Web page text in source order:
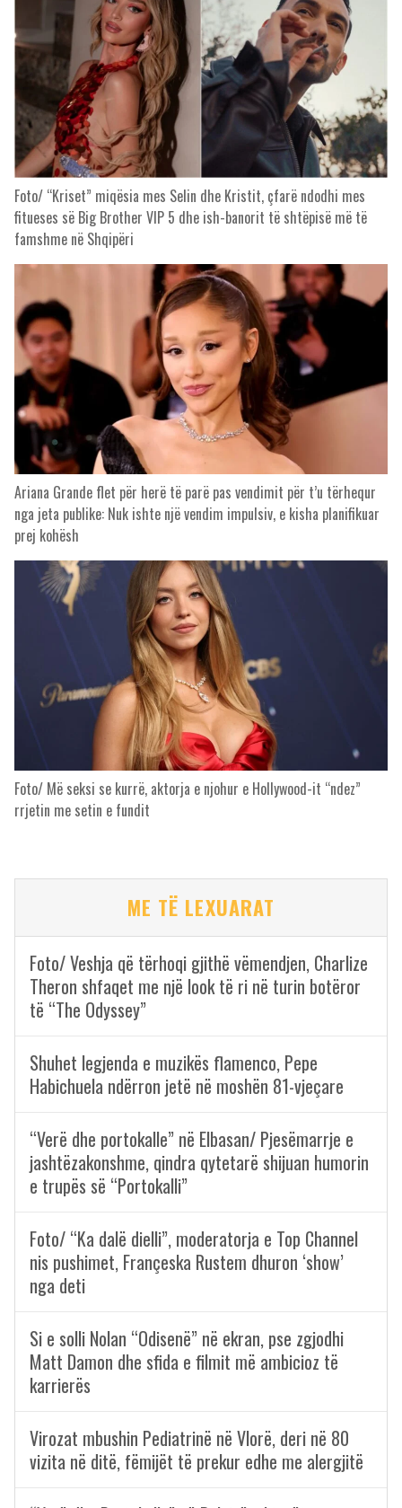
Foto/ “Kriset” miqësia mes Selin dhe Kristit, çfarë ndodhi mes
fitueses së Big Brother VIP 5 dhe ish-banorit të shtëpisë më të
famshme në Shqipëri
Ariana Grande flet për herë të parë pas vendimit për t’u tërhequr
nga jeta publike: Nuk ishte një vendim impulsiv, e kisha planifikuar
prej kohësh
Foto/ Më seksi se kurrë, aktorja e njohur e Hollywood-it “ndez”
rrjetin me setin e fundit
ME TË LEXUARAT
Foto/ Veshja që tërhoqi gjithë vëmendjen, Charlize
Theron shfaqet me një look të ri në turin botëror
të “The Odyssey”
Shuhet legjenda e muzikës flamenco, Pepe
Habichuela ndërron jetë në moshën 81-vjeçare
“Verë dhe portokalle” në Elbasan/ Pjesëmarrje e
jashtëzakonshme, qindra qytetarë shijuan humorin
e trupës së “Portokalli”
Foto/ “Ka dalë dielli”, moderatorja e Top Channel
nis pushimet, Françeska Rustem dhuron ‘show’
nga deti
Si e solli Nolan “Odisenë” në ekran, pse zgjodhi
Matt Damon dhe sfida e filmit më ambicioz të
karrierës
Virozat mbushin Pediatrinë në Vlorë, deri në 80
vizita në ditë, fëmijët të prekur edhe me alergjitë